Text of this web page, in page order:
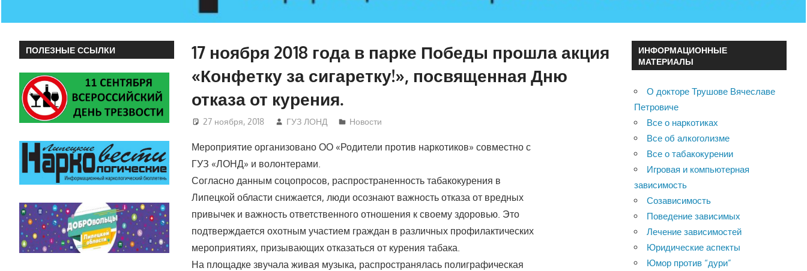
17 ноября 2018 года в парке Победы прошла акция
«Конфетку за сигаретку!», посвященная Дню
отказа от курения.
27 ноября, 2018 ГУЗ ЛОНД Новости
Мероприятие организовано ОО «Родители против наркотиков» совместно с
ГУЗ «ЛОНД» и волонтерами.
Согласно данным соцопросов, распространенность табакокурения в
Липецкой области снижается, люди осознают важность отказа от вредных
привычек и важность ответственного отношения к своему здоровью. Это
подтверждается охотным участием граждан в различных профилактических
мероприятиях, призывающих отказаться от курения табака.
На площадке звучала живая музыка, распространялась полиграфическая
ПОЛЕЗНЫЕ ССЫЛКИ
ИНФОРМАЦИОННЫЕ
МАТЕРИАЛЫ
О докторе Трушове Вячеславе
Петровиче
Все о наркотиках
Все об алкоголизме
Все о табакокурении
Игровая и компьютерная
зависимость
Созависимость
Поведение зависимых
Лечение зависимостей
Юридические аспекты
Юмор против “дури”